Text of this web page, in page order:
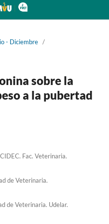
- Diciembre /
sobre la
a la pubertad
Fac. Veterinaria.
de Veterinaria.
de Veterinaria. Udelar.